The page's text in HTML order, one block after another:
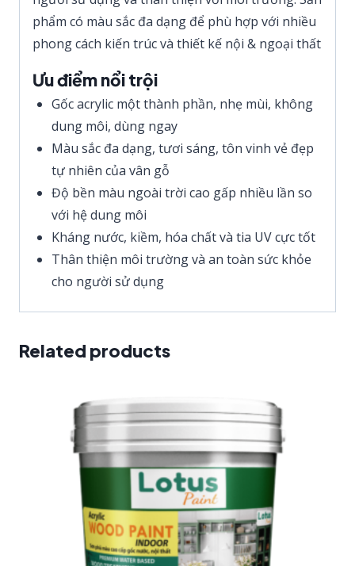
phẩm có màu sắc đa dạng để phù hợp với nhiều
phong cách kiến trúc và thiết kế nội & ngoại thất
Ưu điểm nổi trội
Gốc acrylic một thành phần, nhẹ mùi, không
dung môi, dùng ngay
Màu sắc đa dạng, tươi sáng, tôn vinh vẻ đẹp
tự nhiên của vân gỗ
Độ bền màu ngoài trời cao gấp nhiều lần so
với hệ dung môi
Kháng nước, kiềm, hóa chất và tia UV cực tốt
Thân thiện môi trường và an toàn sức khỏe
cho người sử dụng
Related products